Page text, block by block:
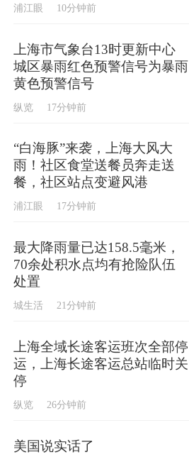
浦江眼 10分钟前
上海市气象台13时更新中心
城区暴雨红色预警信号为暴雨
黄色预警信号
纵览 17分钟前
“白海豚”来袭，上海大风大
雨！社区食堂送餐员奔走送
餐，社区站点变避风港
浦江眼 17分钟前
最大降雨量已达158.5毫米，
70余处积水点均有抢险队伍
处置
城生活 21分钟前
上海全域长途客运班次全部停
运，上海长途客运总站临时关
停
纵览 26分钟前
美国说实话了